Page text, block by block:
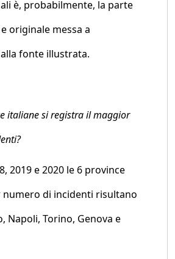
è, probabilmente, la parte
originale messa a
fonte illustrata.
italiane si registra il maggior
2019 e 2020 le 6 province
di incidenti risultano
Napoli, Torino, Genova e